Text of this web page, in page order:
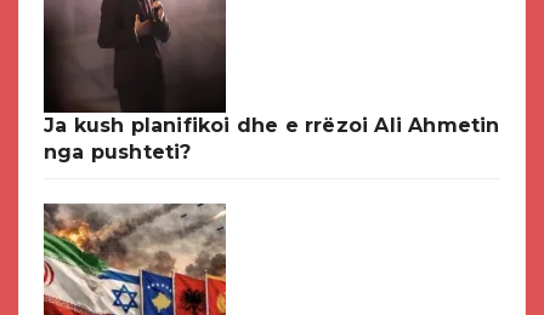
Ja kush planifikoi dhe e rrëzoi Ali Ahmetin
nga pushteti?